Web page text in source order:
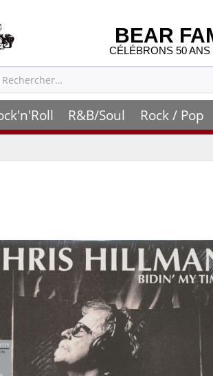
BEAR
CÉLÉBRONS 50
R&B/Soul Rock / Pop